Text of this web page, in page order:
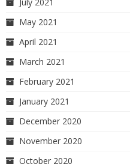
May 2021
April 2021
March 2021
February 2021
January 2021
December 2020
November 2020
October 2020